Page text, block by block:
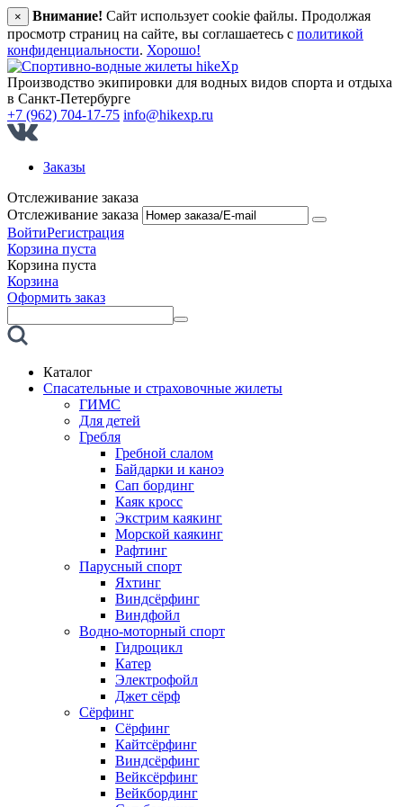
× Внимание! Сайт использует cookie файлы. Продолжая
просмотр страниц на сайте, вы соглашаетесь с политикой
конфиденциальности. Хорошо!
Производство экипировки для водных видов спорта и отдыха
в Санкт‑Петербурге
+7 (962) 704-17-75 info@hikexp.ru
Заказы
Отслеживание заказа
Отслеживание заказа
ВойтиРегистрация
Корзина пуста
Корзина пуста
Корзина
Оформить заказ
Каталог
Спасательные и страховочные жилеты
ГИМС
Для детей
Гребля
Гребной слалом
Байдарки и каноэ
Сап бординг
Каяк кросс
Экстрим каякинг
Морской каякинг
Рафтинг
Парусный спорт
Яхтинг
Виндсёрфинг
Виндфойл
Водно-моторный спорт
Гидроцикл
Катер
Электрофойл
Джет сёрф
Сёрфинг
Сёрфинг
Кайтсёрфинг
Виндсёрфинг
Вейксёрфинг
Вейкбординг